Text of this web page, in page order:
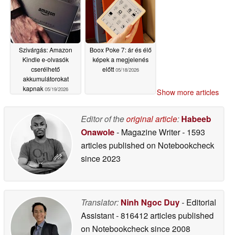
Szivárgás: Amazon
Kindle e-olvasók
cserélhető
akkumulátorokat
kapnak 05/19/2026
Boox Poke 7: ár és élő
képek a megjelenés
előtt 05/18/2026
Show more articles
Editor of theoriginal article: Habeeb
Onawole- Magazine Writer- 1593
articles published on Notebookcheck
since 2023
Translator: Ninh Ngoc Duy- Editorial
Assistant- 816412 articles published
on Notebookchecksince 2008